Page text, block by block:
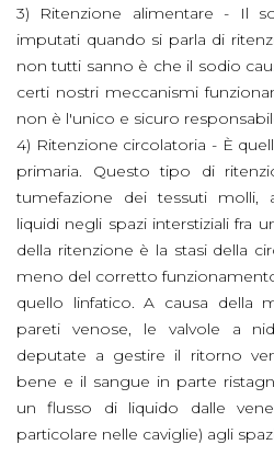
3) Ritenzione alimentare - Il
imputati quando si parla di
non tutti sanno è che il sodio
certi nostri meccanismi
non è l'unico e sicuro
4) Ritenzione circolatoria - È
primaria. Questo tipo di
tumefazione dei tessuti molli,
liquidi negli spazi interstiziali fra
della ritenzione è la stasi della
meno del corretto
quello linfatico. A causa della
pareti venose, le valvole a
deputate a gestire il ritorno
bene e il sangue in parte
un flusso di liquido dalle
particolare nelle caviglie) agli